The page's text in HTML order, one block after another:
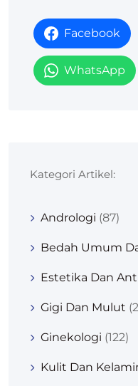
Facebook
WhatsApp
Kategori Artikel:
Andrologi (87)
Bedah Umum
Estetika Dan
Gigi Dan Mulut
Ginekologi (122)
Kulit Dan